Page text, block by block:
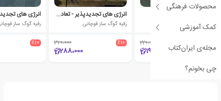
محصولات فرهنگی
کمک آموزشی
مجله‌ی ایران‌کتاب
چی بخونم؟
انرژی های تجدیدپذیر
مجموعه ی نویسندگان
220،000
198،000
انرژی های تجدیدپذیر - تعادل ولتاژ DC
رقیه گوگ ساز قوچانی
٪10 320،000
288،000
رقیه گوگ ساز
٪10